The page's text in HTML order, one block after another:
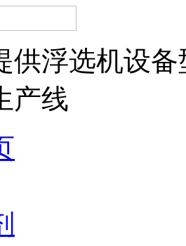
供浮选机设
产线